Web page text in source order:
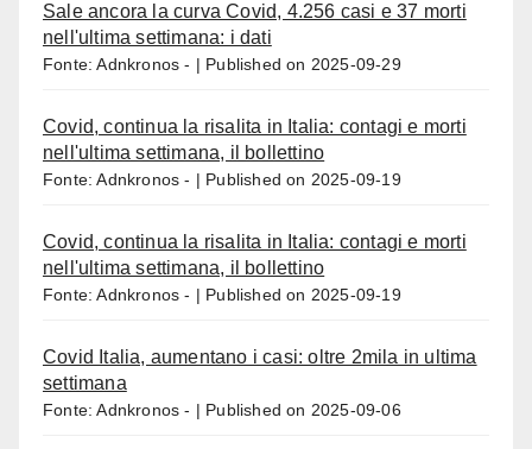
Sale ancora la curva Covid, 4.256 casi e 37 morti
nell'ultima settimana: i dati
Fonte: Adnkronos - Published on 2025-09-29
Covid, continua la risalita in Italia: contagi e morti
nell'ultima settimana, il bollettino
Fonte: Adnkronos - Published on 2025-09-19
Covid, continua la risalita in Italia: contagi e morti
nell'ultima settimana, il bollettino
Fonte: Adnkronos - Published on 2025-09-19
Covid Italia, aumentano i casi: oltre 2mila in ultima
settimana
Fonte: Adnkronos - Published on 2025-09-06